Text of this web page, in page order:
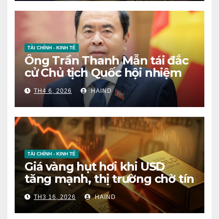
TÀI CHÍNH - KINH TẾ
Ông Trần Thanh Mẫn tái đắc
cử Chủ tịch Quốc hội nhiệm
kỳ mới
TH4 6, 2026 HAIND
TÀI CHÍNH - KINH TẾ
Giá vàng hụt hơi khi USD
tăng mạnh, thị trường chờ tín
hiệu mới
TH3 16, 2026 HAIND